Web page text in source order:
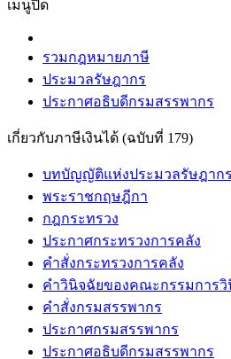
เมนูปิด
รวมกฎหมายภาษี
ประมวลรัษฎากร
ประกาศอธิบดีกรมสรรพากร
เกี่ยวกับภาษีเงินได้ (ฉบับที่ 179)
บทบัญญัติแห่งประมวลรัษฎากร
พระราชกฤษฎีกา
กฎกระทรวง
ประกาศกระทรวงการคลัง
คำสั่งกระทรวงการคลัง
คำวินิจฉัยของคณะกรรมการ
คำสั่งกรมสรรพากร
ประกาศกรมสรรพากร
ประกาศอธิบดีกรมสรรพากร